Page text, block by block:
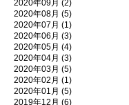
2020年09月 (2)
2020年08月 (5)
2020年07月 (1)
2020年06月 (3)
2020年05月 (4)
2020年04月 (3)
2020年03月 (5)
2020年02月 (1)
2020年01月 (5)
2019年12月 (6)